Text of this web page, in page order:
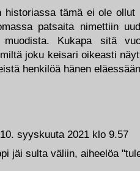
10. syyskuuta 2021 klo 9.57
jäi sulta väliin, aiheelöa
historiassa tämä ei ole
patsaita nimettiin
Kukapa sitä
joku keisari oikeasti
henkilöä hänen